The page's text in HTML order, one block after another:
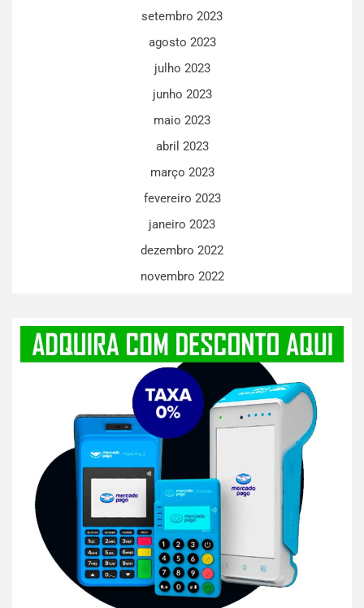
setembro 2023
agosto 2023
julho 2023
junho 2023
maio 2023
abril 2023
março 2023
fevereiro 2023
janeiro 2023
dezembro 2022
novembro 2022